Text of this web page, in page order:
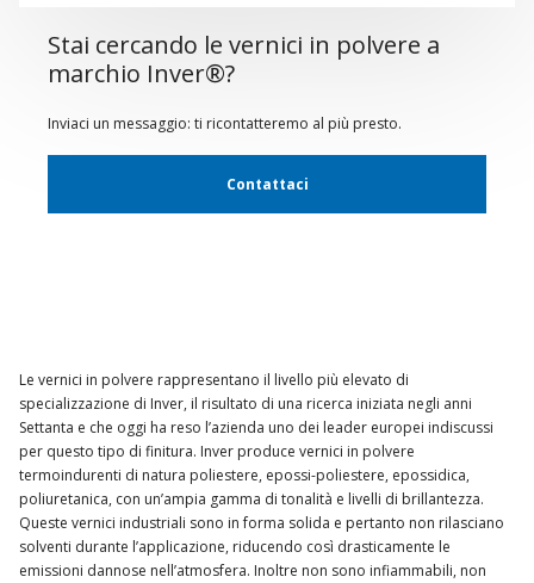
Stai cercando le vernici in polvere a
marchio Inver®?
Inviaci un messaggio: ti ricontatteremo al più presto.
Contattaci
Le vernici in polvere rappresentano il livello più elevato di
specializzazione di Inver, il risultato di una ricerca iniziata negli anni
Settanta e che oggi ha reso l’azienda uno dei leader europei indiscussi
per questo tipo di finitura. Inver produce vernici in polvere
termoindurenti di natura poliestere, epossi-poliestere, epossidica,
poliuretanica, con un’ampia gamma di tonalità e livelli di brillantezza.
Queste vernici industriali sono in forma solida e pertanto non rilasciano
solventi durante l’applicazione, riducendo così drasticamente le
emissioni dannose nell’atmosfera. Inoltre non sono infiammabili, non